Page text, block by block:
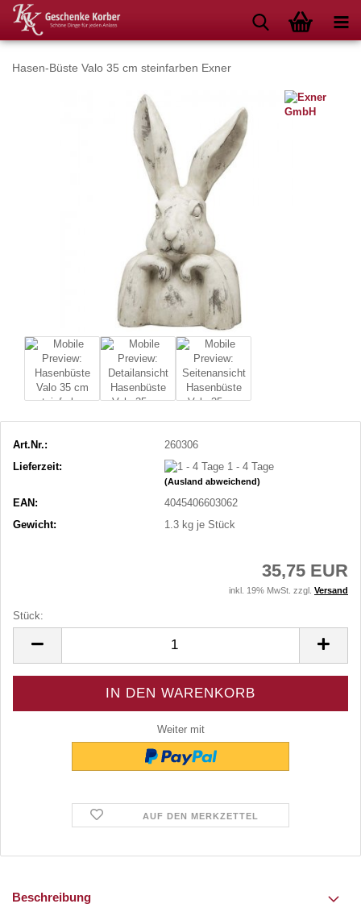
Hasen-Büste Valo 35 cm steinfarben Exner
Art.Nr.:
260306
Lieferzeit:
1 - 4 Tage
(Ausland abweichend)
EAN:
4045406603062
Gewicht:
1.3 kg je Stück
35,75 EUR
inkl. 19% MwSt. zzgl. Versand
Stück:
Weiter mit
AUF DEN MERKZETTEL
Beschreibung